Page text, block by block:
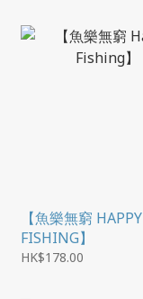
【魚樂無窮 HAPPY
FISHING】
HK$178.00